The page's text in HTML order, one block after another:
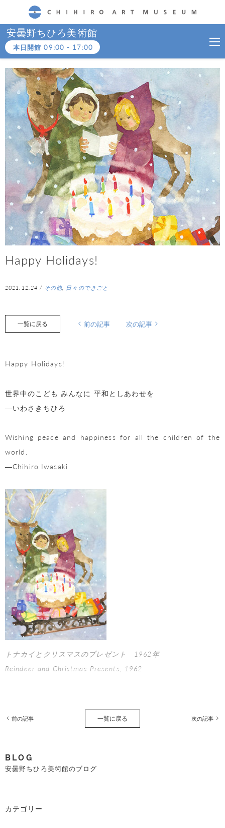
CHIHIRO ART MUSEUM
安曇野ちひろ美術館
本日開館09:00 - 17:00
Happy Holidays!
2021.12.24 / その他 日々のできごと
一覧に戻る 前の記事 次の記事
Happy Holidays!
世界中のこども みんなに 平和としあわせを
―いわさきちひろ
Wishing peace and happiness for all the children of the
world.
―Chihiro Iwasaki
トナカイとクリスマスのプレゼント 1962年
Reindeer and Christmas Presents, 1962
前の記事 一覧に戻る 次の記事
BLOG
安曇野ちひろ美術館のブログ
カテゴリー